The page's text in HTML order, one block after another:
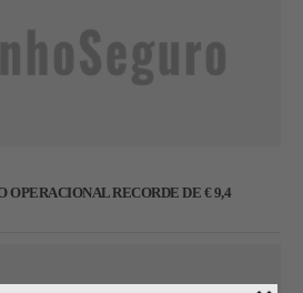
RECORDE DE € 9,4